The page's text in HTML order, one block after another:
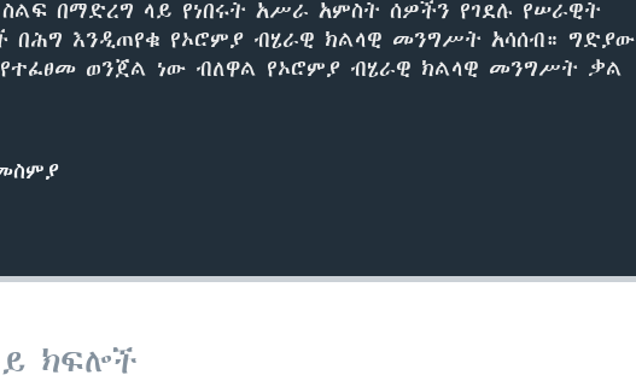
በማድረግ ላይ የነበሩት አሥራ አምስት ሰዎችን የገደሉ የሠራዊት
በሕግ እንዲጠየቁ የኦሮምያ ብሄራዊ ክልላዊ መንግሥት አሳሰብ። ግድያው
ወንጀል ነው ብለዋል የኦሮምያ ብሄራዊ ክልላዊ መንግሥት ቃል
ክፍሎች